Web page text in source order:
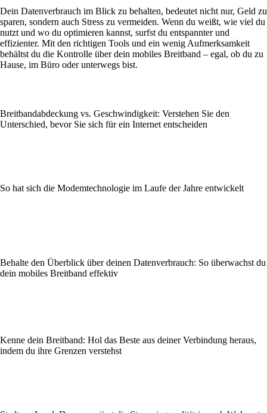
Dein Datenverbrauch im Blick zu behalten, bedeutet nicht nur, Geld zu
sparen, sondern auch Stress zu vermeiden. Wenn du weißt, wie viel du
nutzt und wo du optimieren kannst, surfst du entspannter und
effizienter. Mit den richtigen Tools und ein wenig Aufmerksamkeit
behältst du die Kontrolle über dein mobiles Breitband – egal, ob du zu
Hause, im Büro oder unterwegs bist.
Breitbandabdeckung vs. Geschwindigkeit: Verstehen Sie den
Unterschied, bevor Sie sich für ein Internet entscheiden
So hat sich die Modemtechnologie im Laufe der Jahre entwickelt
Behalte den Überblick über deinen Datenverbrauch: So überwachst du
dein mobiles Breitband effektiv
Kenne dein Breitband: Hol das Beste aus deiner Verbindung heraus,
indem du ihre Grenzen verstehst